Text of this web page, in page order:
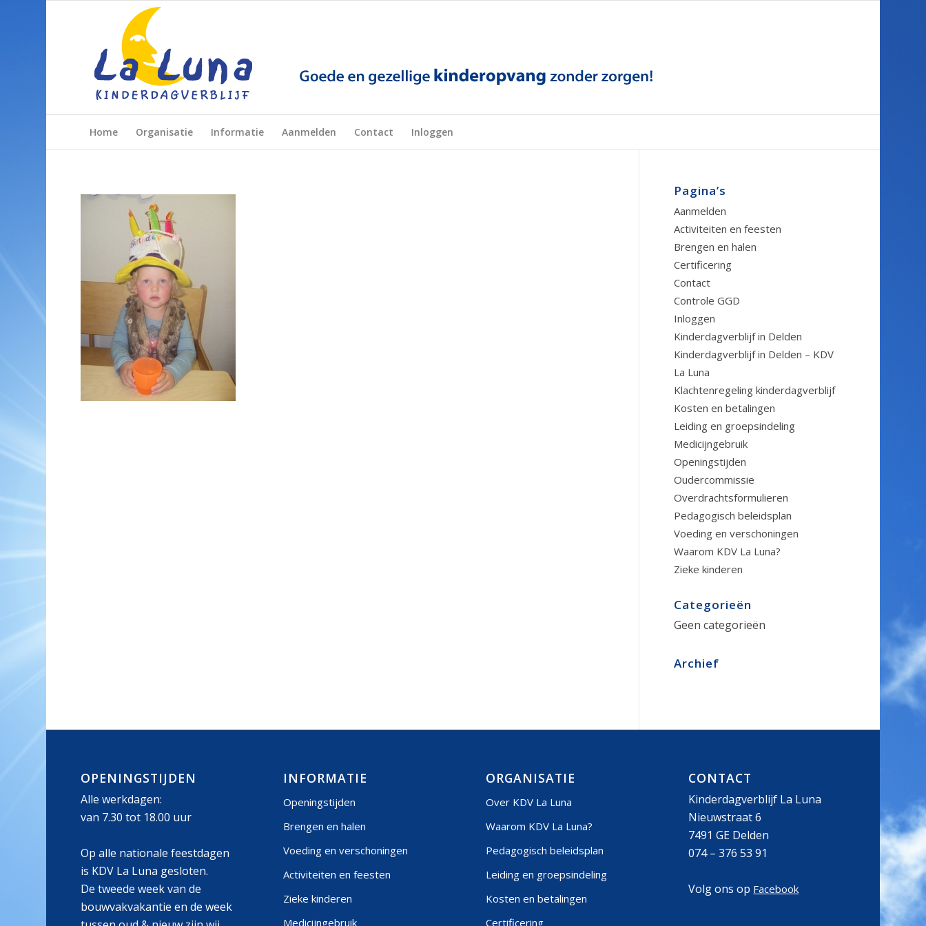
Home Organisatie Informatie Aanmelden Contact Inloggen
Pagina’s
Aanmelden
Activiteiten en feesten
Brengen en halen
Certificering
Contact
Controle GGD
Inloggen
Kinderdagverblijf in Delden
Kinderdagverblijf in Delden – KDV
La Luna
Klachtenregeling kinderdagverblijf
Kosten en betalingen
Leiding en groepsindeling
Medicijngebruik
Openingstijden
Oudercommissie
Overdrachtsformulieren
Pedagogisch beleidsplan
Voeding en verschoningen
Waarom KDV La Luna?
Zieke kinderen
Categorieën
Geen categorieën
Archief
OPENINGSTIJDEN
Alle werkdagen:
van 7.30 tot 18.00 uur
Op alle nationale feestdagen
is KDV La Luna gesloten.
De tweede week van de
bouwvakvakantie en de week
INFORMATIE
Openingstijden
Brengen en halen
Voeding en verschoningen
Activiteiten en feesten
Zieke kinderen
Medicijngebruik
ORGANISATIE
Over KDV La Luna
Waarom KDV La Luna?
Pedagogisch beleidsplan
Leiding en groepsindeling
Kosten en betalingen
Certificering
CONTACT
Kinderdagverblijf La Luna
Nieuwstraat 6
7491 GE Delden
074 – 376 53 91
Volg ons op Facebook